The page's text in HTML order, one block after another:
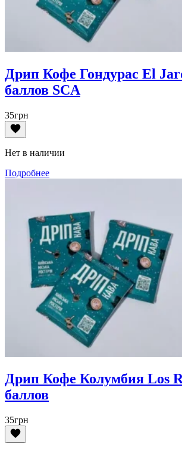
Дрип Кофе Гондурас El
баллов SCA
35грн
Нет в наличии
Подробнее
Дрип Кофе Колумбия Los
баллов
35грн